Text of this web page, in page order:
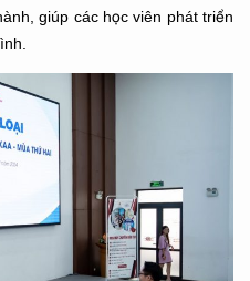
giúp các học viên phát triển